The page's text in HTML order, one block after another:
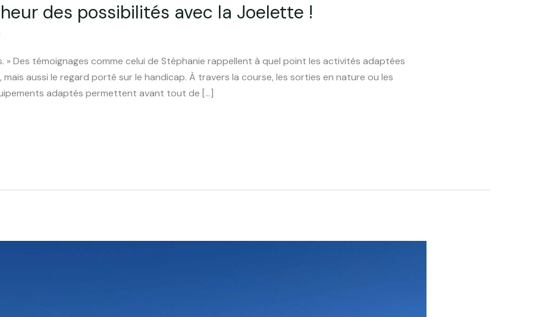
des possibilités avec la Joelette !
» Des témoignages comme celui de Stéphanie rappellent à quel point les activités adaptées
aussi le regard porté sur le handicap. À travers la course, les sorties en nature ou les
adaptés permettent avant tout de […]